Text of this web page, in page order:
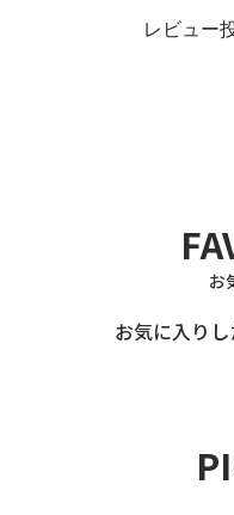
レビュー
お
お気に入りし